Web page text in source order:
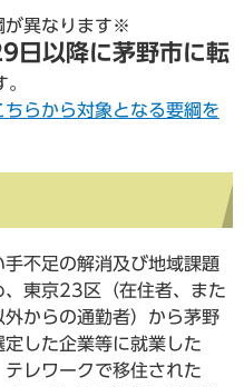
が異なります※
日以降に茅野市に転
ちらから対象となる要綱を
不足の解消及び地域課題
、東京23区（在住者、また
からの通勤者）から茅野
した企業等に就業した
レワークで移住された